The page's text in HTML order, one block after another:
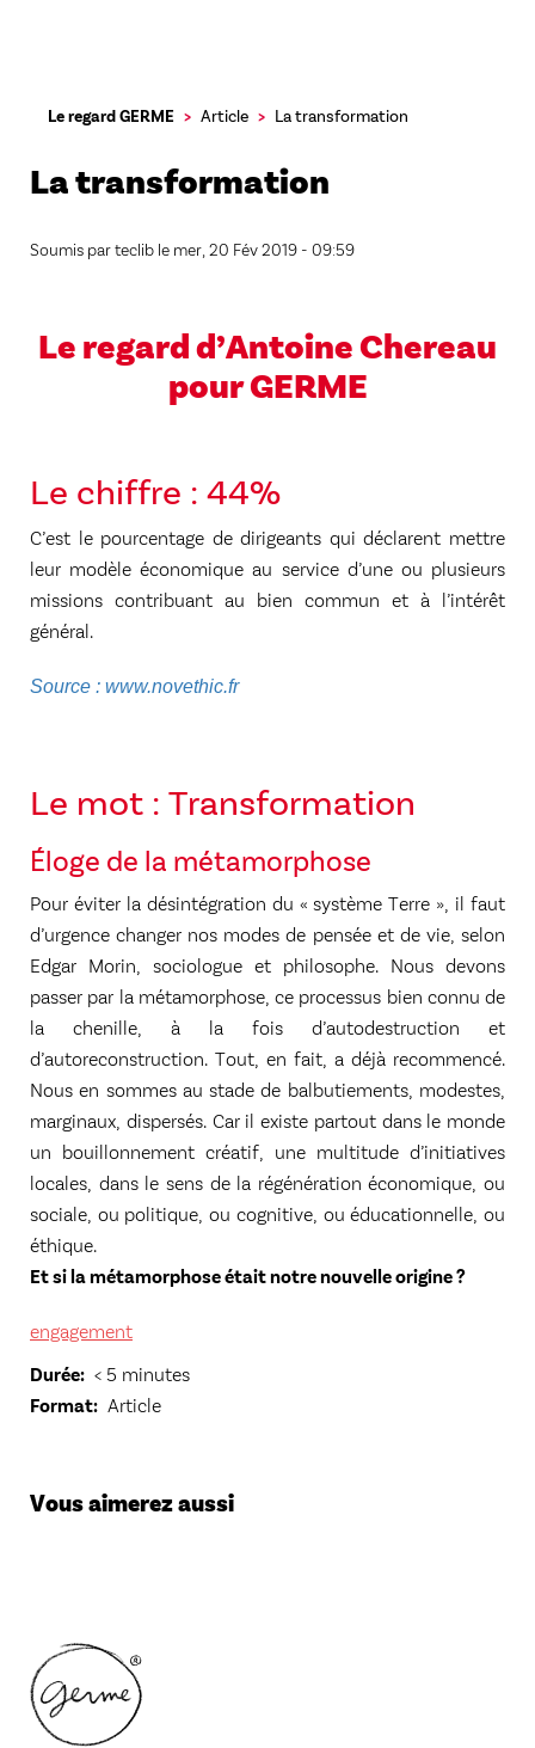
principal
Le regard GERME Article La transformation
La transformation
Soumis parteclib le mer, 20 Fév 2019 - 09:59
Le regard d’Antoine Chereau
pour GERME
Le chiffre : 44%
C’est le pourcentage de dirigeants qui déclarent mettre
leur modèle économique au service d’une ou plusieurs
missions contribuant au bien commun et à l’intérêt
général.
Source : www.novethic.fr
Le mot : Transformation
Éloge de la métamorphose
Pour éviter la désintégration du « système Terre », il faut
d’urgence changer nos modes de pensée et de vie, selon
Edgar Morin, sociologue et philosophe. Nous devons
passer par la métamorphose, ce processus bien connu de
la chenille, à la fois d’autodestruction et
d’autoreconstruction. Tout, en fait, a déjà recommencé.
Nous en sommes au stade de balbutiements, modestes,
marginaux, dispersés. Car il existe partout dans le monde
un bouillonnement créatif, une multitude d’initiatives
locales, dans le sens de la régénération économique, ou
sociale, ou politique, ou cognitive, ou éducationnelle, ou
éthique.
Et si la métamorphose était notre nouvelle origine ?
engagement
Durée
< 5 minutes
Format
Article
Vous aimerez aussi